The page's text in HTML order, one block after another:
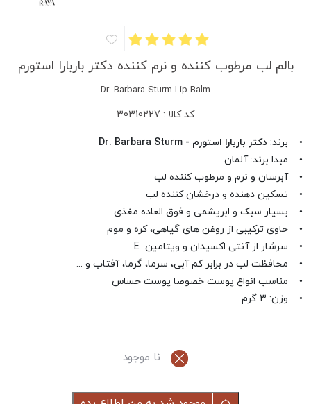
بالم لب مرطوب کننده و نرم کننده دکتر باربارا استورم
Dr. Barbara Sturm Lip Balm
کد کالا : 30310227
• برند: دکتر باربارا استورم - Dr. Barbara Sturm
• مبدا برند: آلمان
• آبرسان و نرم و مرطوب کننده لب
• تسکین دهنده و درخشان کننده لب
• بسیار سبک و ابریشمی و فوق العاده مغذی
• حاوی ترکیبی از روغن های گیاهی، کره و موم
• سرشار از آنتی اکسیدان و ویتامین E
• محافظت لب در برابر کم آبی، سرما، گرما، آفتاب و ...
• مناسب انواع پوست خصوصا پوست حساس
• وزن: 3 گرم
نا موجود